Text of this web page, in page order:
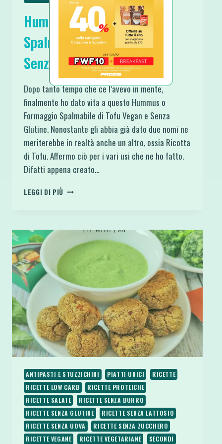
Hummus o Formaggio
Spalmabile di Tofu Vegan e
Senza Glutine
Dopo tanto tempo che ce l’avevo in mente,
finalmente ho dato vita a questo Hummus o
Formaggio Spalmabile di Tofu Vegan e Senza
Glutine. Nonostante gli abbia già dato due nomi ne
meriterebbe in realtà anche un altro, ossia Ricotta
di Tofu. Affermo ciò per i vari usi che ne ho fatto.
Difatti appena creato…
LEGGI DI PIÙ HUMMUS
DI
VEGAN
GLUTINE
ANTIPASTI E STUZZICHINI PIATTI UNICI
RICETTE
RICETTE LOW CARB
RICETTE PROTEICHE
RICETTE SALATE
RICETTE SENZA BURRO
RICETTE SENZA GLUTINE
RICETTE SENZA LATTOSIO
RICETTE SENZA UOVA
RICETTE SENZA ZUCCHERO
RICETTE VEGANE
RICETTE VEGETARIANE
SECONDI